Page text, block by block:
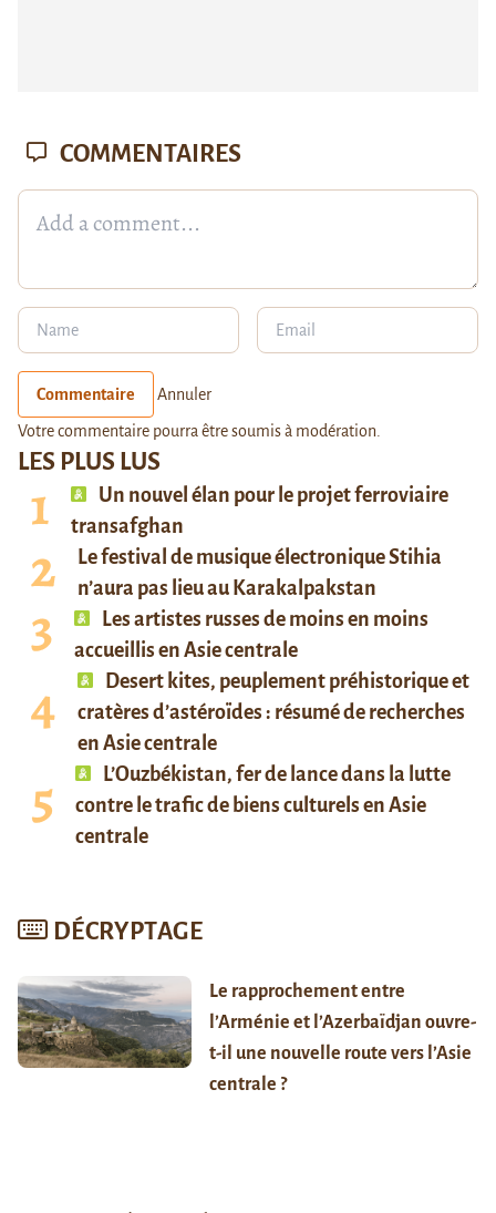
LES PLUS LUS
Un nouvel élan pour le projet ferroviaire
transafghan
Le festival de musique électronique Stihia
n’aura pas lieu au Karakalpakstan
Les artistes russes de moins en moins
accueillis en Asie centrale
Desert kites, peuplement préhistorique et
cratères d’astéroïdes : résumé de recherches
en Asie centrale
L’Ouzbékistan, fer de lance dans la lutte
contre le trafic de biens culturels en Asie
centrale
DÉCRYPTAGE
Le rapprochement entre
l’Arménie et l’Azerbaïdjan ouvre-
t-il une nouvelle route vers l’Asie
centrale ?
COMMENTAIRES
Commentaire Annuler
Votre commentaire pourra être soumis à modération.